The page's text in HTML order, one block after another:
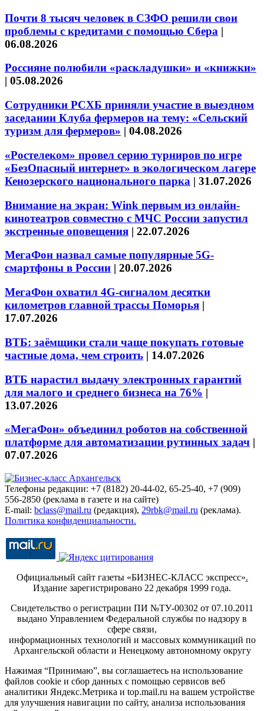
Почти 8 тысяч человек в СЗФО решили свои
проблемы с кредитами с помощью Сбера |
06.08.2026
Россияне полюбили «раскладушки» и «книжки»
| 05.08.2026
Сотрудники РСХБ приняли участие в выездном
заседании Клуба фермеров на тему: «Сельский
туризм для фермеров» | 04.08.2026
«Ростелеком» провел серию турниров по игре
«БезОпасный интернет» в экологическом лагере
Кенозерского национального парка | 31.07.2026
Внимание на экран: Wink первым из онлайн-
кинотеатров совместно с МЧС России запустил
экстренные оповещения | 22.07.2026
МегаФон назвал самые популярные 5G-
смартфоны в России | 20.07.2026
МегаФон охватил 4G-сигналом десятки
километров главной трассы Поморья |
17.07.2026
ВТБ: заёмщики стали чаще покупать готовые
частные дома, чем строить | 14.07.2026
ВТБ нарастил выдачу электронных гарантий
для малого и среднего бизнеса на 76% |
13.07.2026
«МегаФон» объединил роботов на собственной
платформе для автоматизации рутинных задач |
07.07.2026
Телефоны редакции: +7 (8182) 20-44-02, 65-25-40, +7 (909)
556-2850 (реклама в газете и на сайте)
E-mail: bclass@mail.ru (редакция), 29rbk@mail.ru (реклама).
Политика конфиденциальности.
Официальный сайт газеты «БИЗНЕС-КЛАСС экспресс».
Издание зарегистрировано 22 декабря 1999 года.
Свидетельство о регистрации ПИ №ТУ-00302 от 07.10.2011
выдано Управлением Федеральной службы по надзору в
сфере связи,
информационных технологий и массовых коммуникаций по
Архангельской области и Ненецкому автономному округу
Нажимая “Принимаю”, вы соглашаетесь на использование
файлов cookie и сбор данных с помощью сервисов веб
аналитики Яндекс.Метрика и top.mail.ru на вашем устройстве
для улучшения навигации по сайту, анализа использования